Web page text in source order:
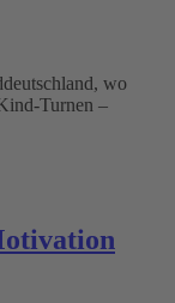
wo
Turnen –